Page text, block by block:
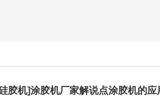
胶机]涂胶机厂家解说点涂胶机的应